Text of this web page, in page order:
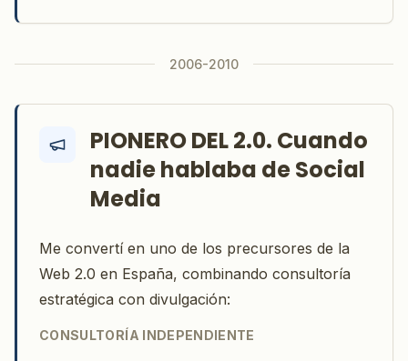
2006-2010
PIONERO DEL 2.0. Cuando
nadie hablaba de Social
Media
Me convertí en uno de los precursores de la
Web 2.0 en España, combinando consultoría
estratégica con divulgación:
CONSULTORÍA INDEPENDIENTE